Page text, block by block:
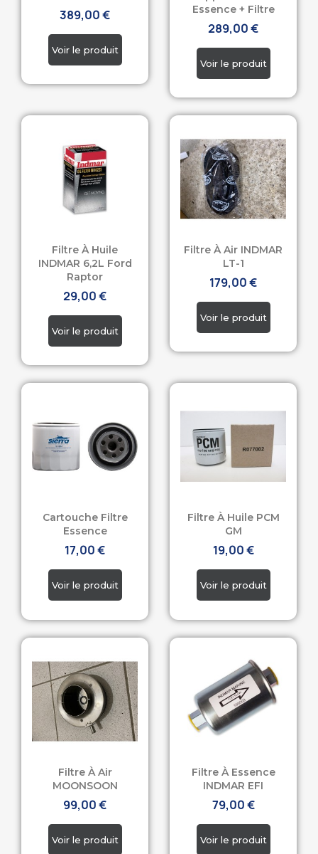
389,00 €
Essence + Filtre
289,00 €
Filtre À Huile
INDMAR 6,2L Ford
Raptor
29,00 €
Filtre À Air INDMAR
LT-1
179,00 €
Cartouche Filtre
Essence
17,00 €
Filtre À Huile PCM
GM
19,00 €
Filtre À Air
MOONSOON
99,00 €
Filtre À Essence
INDMAR EFI
79,00 €